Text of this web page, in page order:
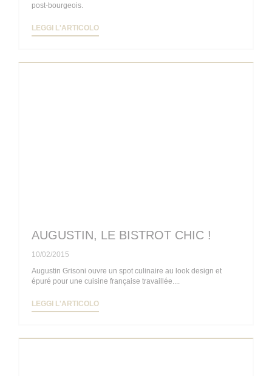
post-bourgeois.
LEGGI L'ARTICOLO((APRE UNA NUOVA FINESTRA))
AUGUSTIN, LE BISTROT CHIC !
10/02/2015
Augustin Grisoni ouvre un spot culinaire au look design et
épuré pour une cuisine française travaillée....
LEGGI L'ARTICOLO((APRE UNA NUOVA FINESTRA))